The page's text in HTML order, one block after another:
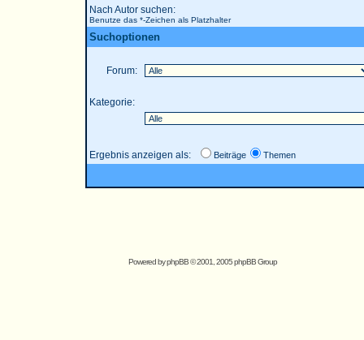
Nach Autor suchen:
Benutze das *-Zeichen als Platzhalter
Suchoptionen
Forum:
Kategorie:
Ergebnis anzeigen als: Beiträge Themen
Powered byphpBB© 2001, 2005 phpBB Group